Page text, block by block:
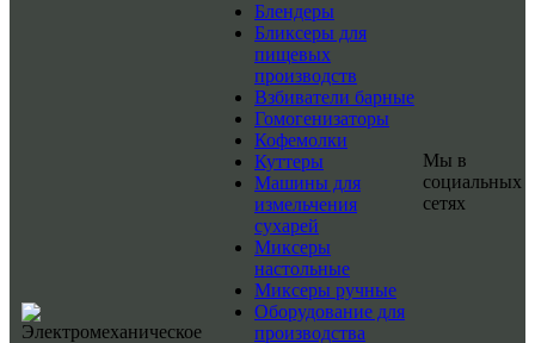
Блендеры
Бликсеры для
пищевых
производств
Взбиватели барные
Гомогенизаторы
Кофемолки
Куттеры
Машины для
измельчения
сухарей
Миксеры
настольные
Миксеры ручные
Оборудование для
производства
Мы в
социальных
сетях